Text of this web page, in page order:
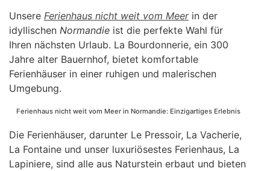
Unsere Ferienhaus nicht weit vom Meerin der
idyllischen Normandie ist die perfekte Wahl für
Ihren nächsten Urlaub. La Bourdonnerie, ein 300
Jahre alter Bauernhof, bietet komfortable
Ferienhäuser in einer ruhigen und malerischen
Umgebung.
Ferienhaus nicht weit vom Meer in Normandie: Einzigartiges Erlebnis
Die Ferienhäuser, darunter Le Pressoir, La Vacherie,
La Fontaine und unser luxuriösestes Ferienhaus, La
Lapiniere, sind alle aus Naturstein erbaut und bieten